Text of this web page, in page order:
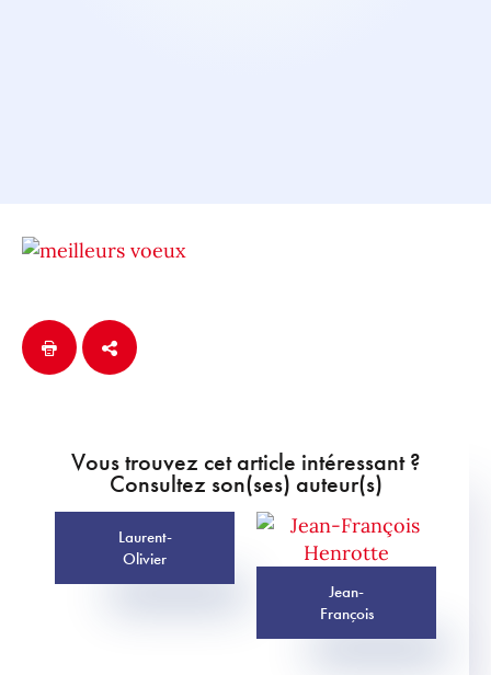
Vous trouvez cet article intéressant ?
Consultez son(ses) auteur(s)
Laurent-
Olivier
Jean-
François